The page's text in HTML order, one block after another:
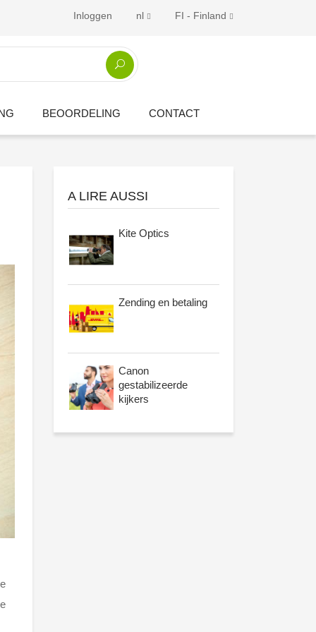
Inloggen nl FI - Finland
BEOORDELING CONTACT
A LIRE AUSSI
Kite Optics
Zending en betaling
Canon
gestabilizeerde
kijkers